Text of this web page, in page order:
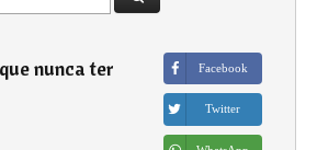
nunca ter
Facebook
Twitter